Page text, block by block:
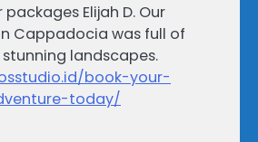
Elijah D. Our
Cappadocia was full of
landscapes.
book-your-
today/